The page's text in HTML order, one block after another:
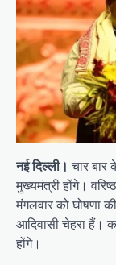
नई दिल्ली। चार
मुख्यमंत्री होंगे।
मंगलवार को घोषणा
आदिवासी चेहरा हैं।
होंगे।